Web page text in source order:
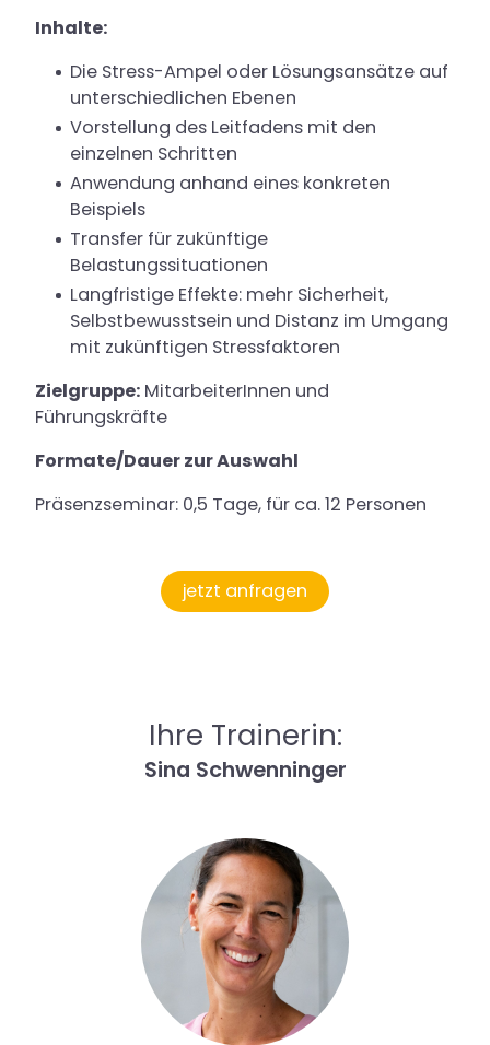
Inhalte:
Die Stress-Ampel oder Lösungsansätze auf
unterschiedlichen Ebenen
Vorstellung des Leitfadens mit den
einzelnen Schritten
Anwendung anhand eines konkreten
Beispiels
Transfer für zukünftige
Belastungssituationen
Langfristige Effekte: mehr Sicherheit,
Selbstbewusstsein und Distanz im Umgang
mit zukünftigen Stressfaktoren
Zielgruppe: MitarbeiterInnen und
Führungskräfte
Formate/Dauer zur Auswahl
Präsenzseminar: 0,5 Tage, für ca. 12 Personen
jetzt anfragen
Ihre Trainerin:
Sina Schwenninger